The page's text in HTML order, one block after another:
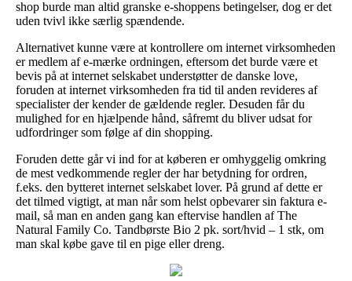
shop burde man altid granske e-shoppens betingelser, dog er det
uden tvivl ikke særlig spændende.
Alternativet kunne være at kontrollere om internet virksomheden
er medlem af e-mærke ordningen, eftersom det burde være et
bevis på at internet selskabet understøtter de danske love,
foruden at internet virksomheden fra tid til anden revideres af
specialister der kender de gældende regler. Desuden får du
mulighed for en hjælpende hånd, såfremt du bliver udsat for
udfordringer som følge af din shopping.
Foruden dette går vi ind for at køberen er omhyggelig omkring
de mest vedkommende regler der har betydning for ordren,
f.eks. den bytteret internet selskabet lover. På grund af dette er
det tilmed vigtigt, at man når som helst opbevarer sin faktura e-
mail, så man en anden gang kan eftervise handlen af The
Natural Family Co. Tandbørste Bio 2 pk. sort/hvid – 1 stk, om
man skal købe gave til en pige eller dreng.